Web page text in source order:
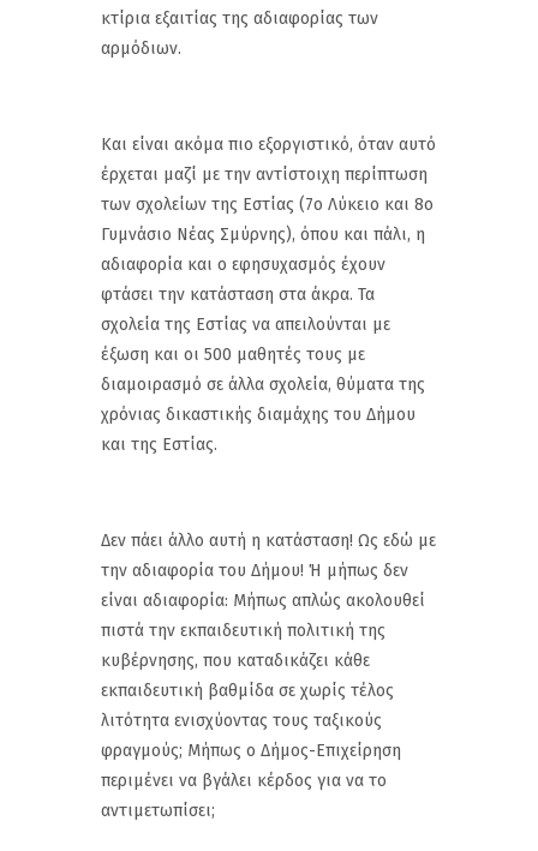
κτίρια εξαιτίας της αδιαφορίας των
αρμόδιων.
Και είναι ακόμα πιο εξοργιστικό, όταν αυτό
έρχεται μαζί με την αντίστοιχη περίπτωση
των σχολείων της Εστίας (7ο Λύκειο και 8ο
Γυμνάσιο Νέας Σμύρνης), όπου και πάλι, η
αδιαφορία και ο εφησυχασμός έχουν
φτάσει την κατάσταση στα άκρα. Τα
σχολεία της Εστίας να απειλούνται με
έξωση και οι 500 μαθητές τους με
διαμοιρασμό σε άλλα σχολεία, θύματα της
χρόνιας δικαστικής διαμάχης του Δήμου
και της Εστίας.
Δεν πάει άλλο αυτή η κατάσταση! Ως εδώ με
την αδιαφορία του Δήμου! Ή μήπως δεν
είναι αδιαφορία: Μήπως απλώς ακολουθεί
πιστά την εκπαιδευτική πολιτική της
κυβέρνησης, που καταδικάζει κάθε
εκπαιδευτική βαθμίδα σε χωρίς τέλος
λιτότητα ενισχύοντας τους ταξικούς
φραγμούς; Μήπως ο Δήμος-Επιχείρηση
περιμένει να βγάλει κέρδος για να το
αντιμετωπίσει;